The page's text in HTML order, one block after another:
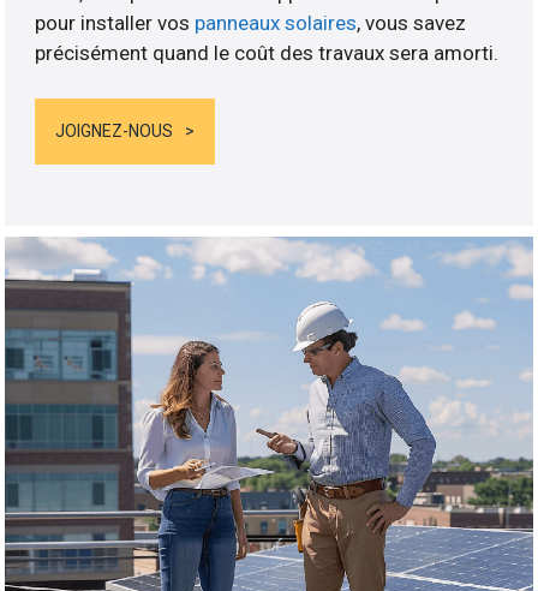
pour installer vos panneaux solaires, vous savez
précisément quand le coût des travaux sera amorti.
JOIGNEZ-NOUS